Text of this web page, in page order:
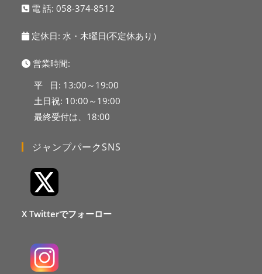
電 話:058-374-8512
定休日: 水・木曜日(不定休あり）
営業時間:
平 日: 13:00～19:00
土日祝: 10:00～19:00
最終受付は、18:00
ジャンプパークSNS
X Twitterでフォーロー